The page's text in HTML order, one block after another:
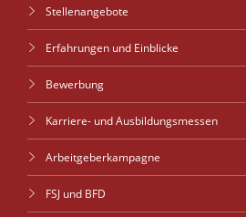
Stellenangebote
Erfahrungen und Einblicke
Bewerbung
Karriere- und Ausbildungsmessen
Arbeitgeberkampagne
FSJ und BFD